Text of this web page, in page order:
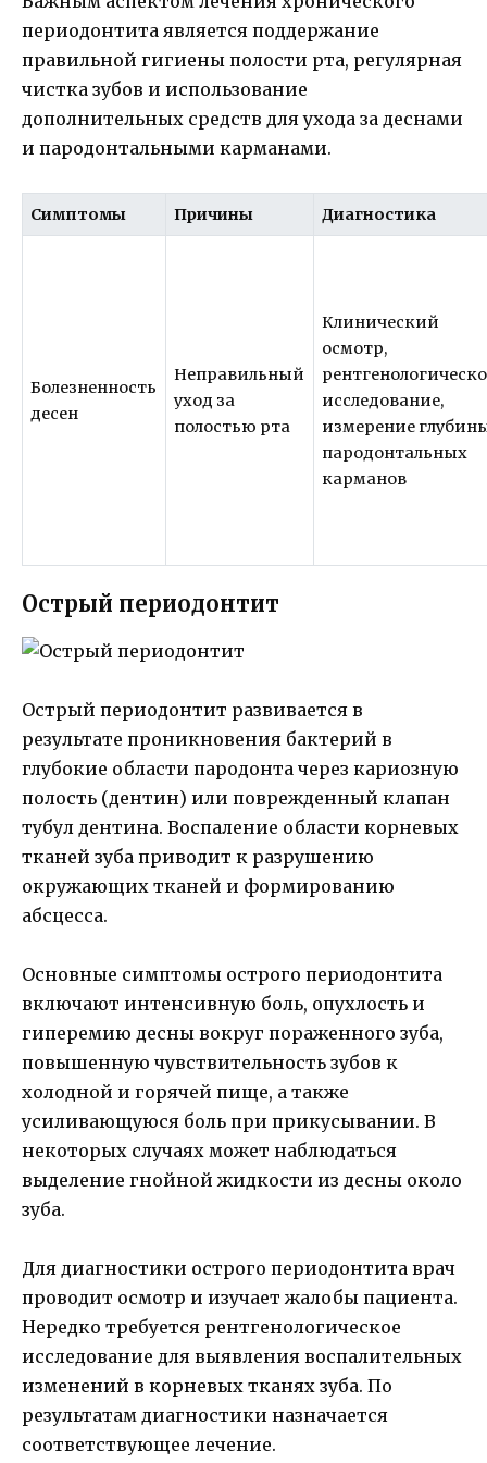
периодонтита является поддержание
правильной гигиены полости рта, регулярная
чистка зубов и использование
дополнительных средств для ухода за деснами
и пародонтальными карманами.
Симптомы Причины Диагностика
Болезненность
десен
Неправильный
уход за
полостью рта
Клинический
осмотр,
исследование,
измерение
пародонтальных
карманов
Острый периодонтит
Острый периодонтит развивается в
результате проникновения бактерий в
глубокие области пародонта через кариозную
полость (дентин) или поврежденный клапан
тубул дентина. Воспаление области корневых
тканей зуба приводит к разрушению
окружающих тканей и формированию
абсцесса.
Основные симптомы острого периодонтита
включают интенсивную боль, опухлость и
гиперемию десны вокруг пораженного зуба,
повышенную чувствительность зубов к
холодной и горячей пище, а также
усиливающуюся боль при прикусывании. В
некоторых случаях может наблюдаться
выделение гнойной жидкости из десны около
зуба.
Для диагностики острого периодонтита врач
проводит осмотр и изучает жалобы пациента.
Нередко требуется рентгенологическое
исследование для выявления воспалительных
изменений в корневых тканях зуба. По
результатам диагностики назначается
соответствующее лечение.